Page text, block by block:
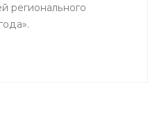
регионального